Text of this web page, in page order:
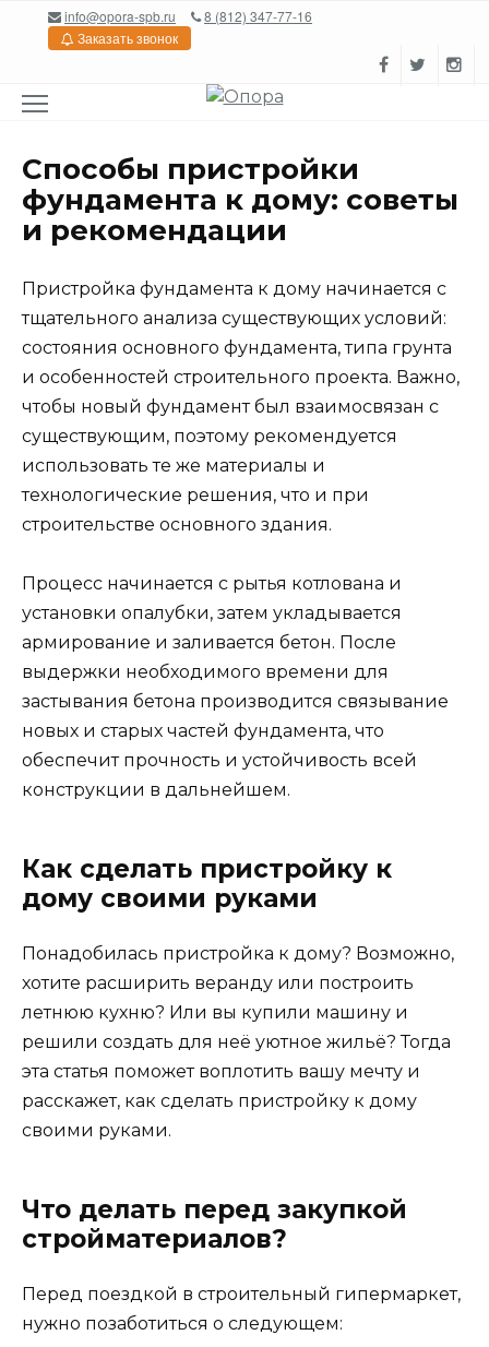
Перейтиinfo@opora-spb.ru
8 (812) 347-77-16
Заказать звонок
Способы пристройки
фундамента к дому: советы
и рекомендации
Пристройка фундамента к дому начинается с
тщательного анализа существующих условий:
состояния основного фундамента, типа грунта
и особенностей строительного проекта. Важно,
чтобы новый фундамент был взаимосвязан с
существующим, поэтому рекомендуется
использовать те же материалы и
технологические решения, что и при
строительстве основного здания.
Процесс начинается с рытья котлована и
установки опалубки, затем укладывается
армирование и заливается бетон. После
выдержки необходимого времени для
застывания бетона производится связывание
новых и старых частей фундамента, что
обеспечит прочность и устойчивость всей
конструкции в дальнейшем.
Как сделать пристройку к
дому своими руками
Понадобилась пристройка к дому? Возможно,
хотите расширить веранду или построить
летнюю кухню? Или вы купили машину и
решили создать для неё уютное жильё? Тогда
эта статья поможет воплотить вашу мечту и
расскажет, как сделать пристройку к дому
своими руками.
Что делать перед закупкой
стройматериалов?
Перед поездкой в строительный гипермаркет,
нужно позаботиться о следующем: